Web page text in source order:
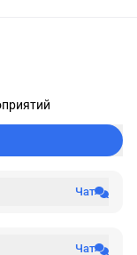
Чат
Чат